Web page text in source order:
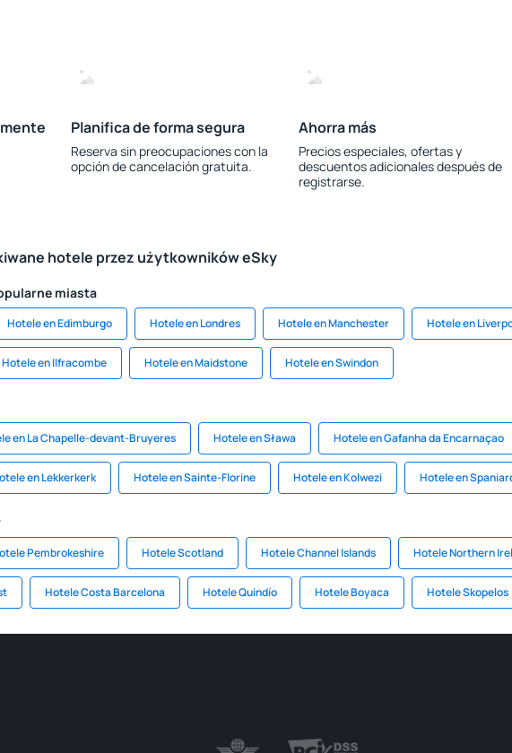
Planifica de forma segura
Reserva sin preocupaciones con la
opción de cancelación gratuita.
Ahorra más
Precios especiales, ofertas y
descuentos adicionales después de
registrarse.
hotele przez użytkowników eSky
miasta
Hotele en Edimburgo Hotele en Londres Hotele en Manchester Hotele en
Hotele en Ilfracombe Hotele en Maidstone Hotele en Swindon
en La Chapelle-devant-Bruyeres Hotele en Sława Hotele en Gafanha da Encarnaçao
en Lekkerkerk Hotele en Sainte-Florine Hotele en Kolwezi Hotele en
Pembrokeshire Hotele Scotland Hotele Channel Islands Hotele Northern
Hotele Costa Barcelona Hotele Quindío Hotele Boyaca Hotele Skopelos